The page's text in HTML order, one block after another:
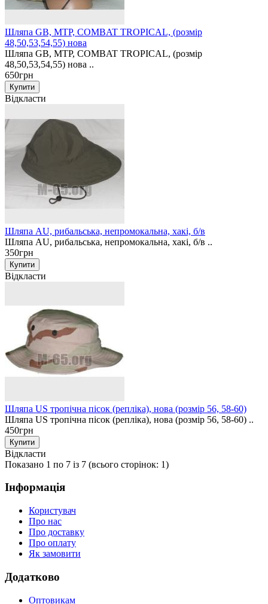
Шляпа GB, MTP, COMBAT TROPICAL, (розмір
48,50,53,54,55) нова
Шляпа GB, MTP, COMBAT TROPICAL, (розмір
48,50,53,54,55) нова ..
650грн
Відкласти
Шляпа AU, рибальська, непромокальна, хакі, б/в
Шляпа AU, рибальська, непромокальна, хакі, б/в ..
350грн
Відкласти
Шляпа US тропічна пісок (репліка), нова (розмір 56, 58-60)
Шляпа US тропічна пісок (репліка), нова (розмір 56, 58-60) ..
450грн
Відкласти
Показано 1 по 7 із 7 (всього сторінок: 1)
Інформація
Користувач
Про нас
Про доставку
Про оплату
Як замовити
Додатково
Оптовикам